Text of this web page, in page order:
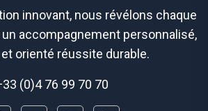
innovant, nous révélons chaque
accompagnement personnalisé,
orienté réussite durable.
(0)4 76 99 70 70